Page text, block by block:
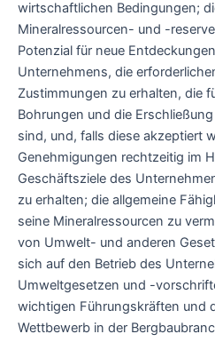
wirtschaftlichen Bedingungen;
Mineralressourcen- und -
Potenzial für neue
Unternehmens, die
Zustimmungen zu erhalten, die
Bohrungen und die
sind, und, falls diese akzeptiert
Genehmigungen rechtzeitig im
Geschäftsziele des
zu erhalten; die allgemeine
seine Mineralressourcen zu
von Umwelt- und anderen
sich auf den Betrieb des
Umweltgesetzen und -
wichtigen Führungskräften und
Wettbewerb in der